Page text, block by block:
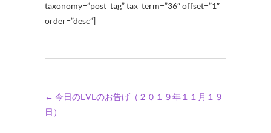
taxonomy=”post_tag” tax_term=”36″ offset=”1″
order=”desc”]
← 今日のEVEのお告げ（２０１９年１１月１９
日）